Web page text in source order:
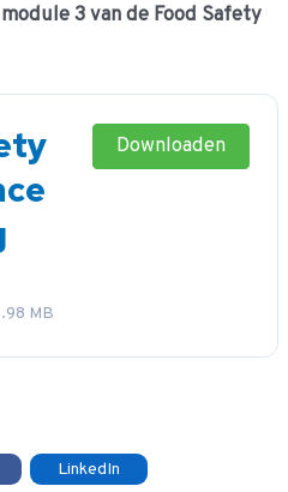
3 van de Food Safety
MB
Downloaden
LinkedIn